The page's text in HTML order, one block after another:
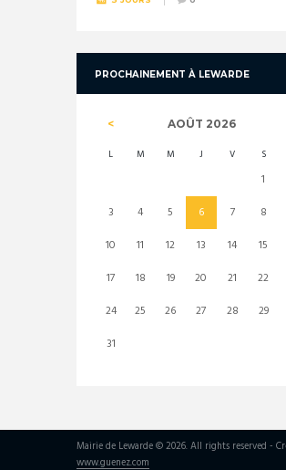
PROCHAINEMENT À LEWARDE
AOÛT 2026
L M M J V S
1
3
4 5 6 7 8
10
11 12 13 14 15
17
18 19 20 21 22
24
25 26 27 28 29
31
Mairie de Lewarde © 2026. All rights reserved -
www.guenez.com